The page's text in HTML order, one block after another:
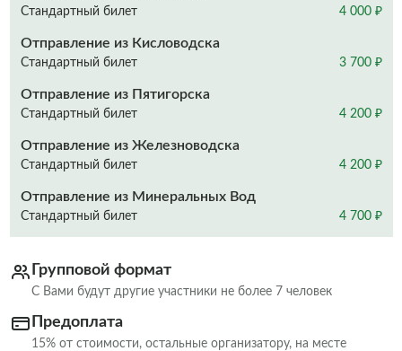
Стандартный билет 4 000 ₽
Отправление из Кисловодска
Стандартный билет 3 700 ₽
Отправление из Пятигорска
Стандартный билет 4 200 ₽
Отправление из Железноводска
Стандартный билет 4 200 ₽
Отправление из Минеральных Вод
Стандартный билет 4 700 ₽
Групповой формат
С Вами будут другие участники не более 7 человек
Предоплата
15% от стоимости, остальные организатору, на месте